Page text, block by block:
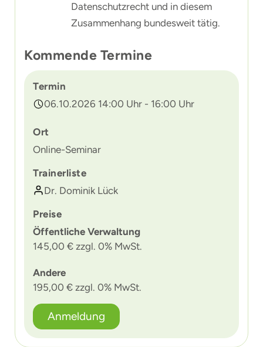
Datenschutzrecht und in diesem
Zusammenhang bundesweit tätig.
Kommende Termine
Termin
06.10.2026 14:00 Uhr - 16:00 Uhr
Ort
Online-Seminar
Trainerliste
Dr. Dominik Lück
Preise
Öffentliche Verwaltung
145,00 € zzgl. 0% MwSt.
Andere
195,00 € zzgl. 0% MwSt.
Anmeldung